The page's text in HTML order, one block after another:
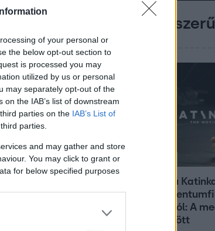
of your personal or
the below opt-out section to
is processed you may
utilized by us or personal
may separately opt-out of the
the IAB’s list of downstream
parties on the IAB’s List of
parties.
and may gather and store
You may click to grant or
for below specified purposes
Népszerű
Hosszú
Tusupról: A
működött